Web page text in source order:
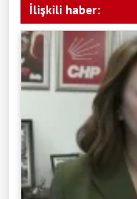
İlişkili haber: